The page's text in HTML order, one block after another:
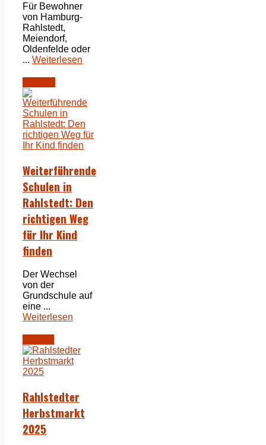
Für Bewohner
von Hamburg-
Rahlstedt,
Meiendorf,
Oldenfelde oder
... Weiterlesen
Weiterführende
Schulen in
Rahlstedt: Den
richtigen Weg
für Ihr Kind
finden
Der Wechsel
von der
Grundschule auf
eine ...
Weiterlesen
Rahlstedter
Herbstmarkt
2025